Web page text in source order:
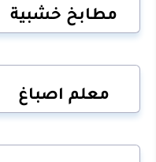
مطابخ خشبية
معلم اصباغ